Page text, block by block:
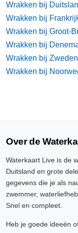
Wrakken bij
Wrakken bij
Wrakken bij Groot-
Wrakken bij
Wrakken bij Zweden
Wrakken bij
Over de
Waterkaart Live is de
Duitsland en grote
gegevens die je als
zwemmer,
Snel en compleet.
Heb je goede ideeën